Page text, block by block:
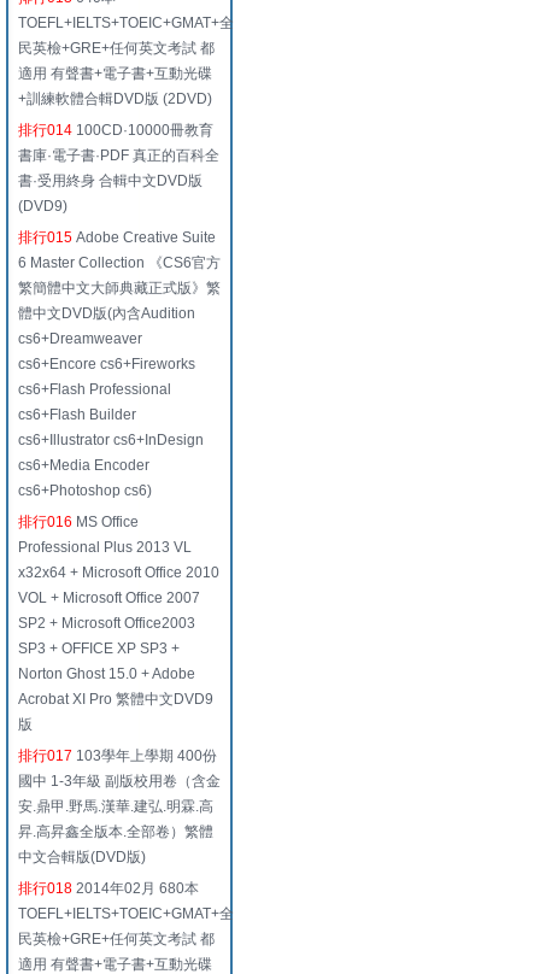
TOEFL+IELTS+TOEIC+GMAT+全
民英檢+GRE+任何英文考試 都
適用 有聲書+電子書+互動光碟
+訓練軟體合輯DVD版 (2DVD)
排行014 100CD·10000冊教育
書庫·電子書·PDF 真正的百科全
書·受用終身 合輯中文DVD版
(DVD9)
排行015 Adobe Creative Suite
6 Master Collection 《CS6官方
繁簡體中文大師典藏正式版》繁
體中文DVD版(內含Audition
cs6+Dreamweaver
cs6+Encore cs6+Fireworks
cs6+Flash Professional
cs6+Flash Builder
cs6+Illustrator cs6+InDesign
cs6+Media Encoder
cs6+Photoshop cs6)
排行016 MS Office
Professional Plus 2013 VL
x32x64 + Microsoft Office 2010
VOL + Microsoft Office 2007
SP2 + Microsoft Office2003
SP3 + OFFICE XP SP3 +
Norton Ghost 15.0 + Adobe
Acrobat XI Pro 繁體中文DVD9
版
排行017 103學年上學期 400份
國中 1-3年級 副版校用卷（含金
安.鼎甲.野馬.漢華.建弘.明霖.高
昇.高昇鑫全版本.全部卷）繁體
中文合輯版(DVD版)
排行018 2014年02月 680本
TOEFL+IELTS+TOEIC+GMAT+全
民英檢+GRE+任何英文考試 都
適用 有聲書+電子書+互動光碟